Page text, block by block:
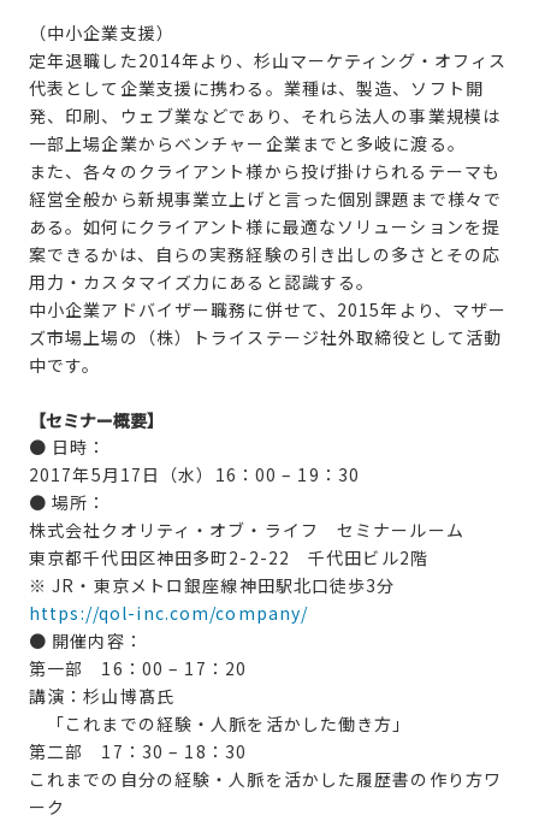
（中小企業支援）
定年退職した2014年より、杉山マーケティング・オフィス
代表として企業支援に携わる。業種は、製造、ソフト開
発、印刷、ウェブ業などであり、それら法人の事業規模は
一部上場企業からベンチャー企業までと多岐に渡る。
また、各々のクライアント様から投げ掛けられるテーマも
経営全般から新規事業立上げと言った個別課題まで様々で
ある。如何にクライアント様に最適なソリューションを提
案できるかは、自らの実務経験の引き出しの多さとその応
用力・カスタマイズ力にあると認識する。
中小企業アドバイザー職務に併せて、2015年より、マザー
ズ市場上場の（株）トライステージ社外取締役として活動
中です。
【セミナー概要】
● 日時：
2017年5月17日（水）16：00 – 19：30
● 場所：
株式会社クオリティ・オブ・ライフ セミナールーム
東京都千代田区神田多町2-2-22 千代田ビル2階
※ JR・東京メトロ銀座線神田駅北口徒歩3分
https://qol-inc.com/company/
● 開催内容：
第一部 16：00 – 17：20
講演：杉山博髙氏
「これまでの経験・人脈を活かした働き方」
第二部 17：30 – 18：30
これまでの自分の経験・人脈を活かした履歴書の作り方ワ
ーク